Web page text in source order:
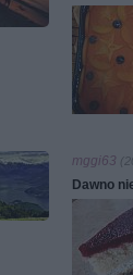
mggi63
Dawno